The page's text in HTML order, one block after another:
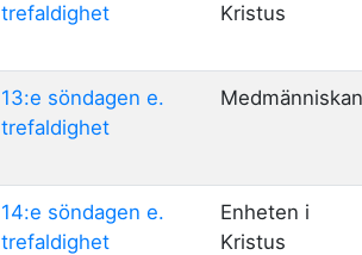
trefaldighet
Kristus
13:e söndagen e.
trefaldighet
Medmänniskan
14:e söndagen e.
trefaldighet
Enheten i
Kristus